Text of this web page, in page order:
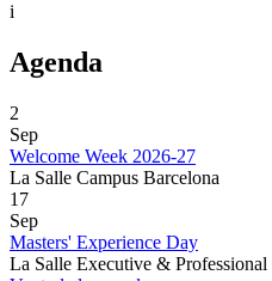
i
Agenda
2
Sep
Welcome Week 2026-27
La Salle Campus Barcelona
17
Sep
Masters' Experience Day
La Salle Executive & Professional